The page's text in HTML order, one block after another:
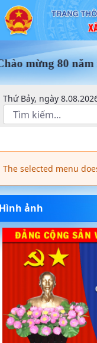
Kinh tế - Xã
80 năm ngày
Thứ Bảy, ngày
The selected menu
ảnh